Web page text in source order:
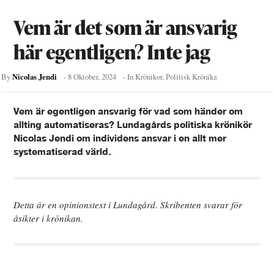
Vem är det som är ansvarig
här egentligen? Inte jag
ByNicolas Jendi -8 Oktober, 2024 - In Krönikor,Politisk Krönika
Vem är egentligen ansvarig för vad som händer om
allting automatiseras? Lundagårds politiska krönikör
Nicolas Jendi om individens ansvar i en allt mer
systematiserad värld.
Detta är en opinionstext i Lundagård. Skribenten svarar för
åsikter i krönikan.